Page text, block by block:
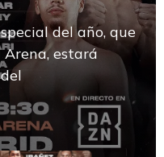
del año, que
estará
SE PODRÁ
DE FORMA
del año, que
estará